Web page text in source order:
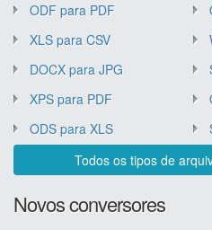
ODF para PDF
XLS para CSV
DOCX para JPG
XPS para PDF
ODS para XLS
Todos os tipos de
Novos conversores